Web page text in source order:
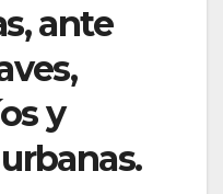
ante
y